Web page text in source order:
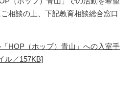
相談の上、下記教育相談総合窓口
HOP（ホップ）青山」への入室手
ル／157KB]